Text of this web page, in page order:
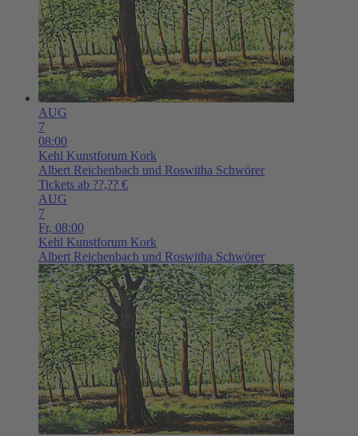
AUG
7
08:00
Kehl Kunstforum Kork
Albert Reichenbach und Roswitha Schwörer
Tickets ab ??,?? €
AUG
7
Fr, 08:00
Kehl Kunstforum Kork
Albert Reichenbach und Roswitha Schwörer